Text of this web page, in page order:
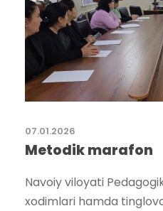
07.01.2026
Metodik marafon
Navoiy viloyati
xodimlari hamda